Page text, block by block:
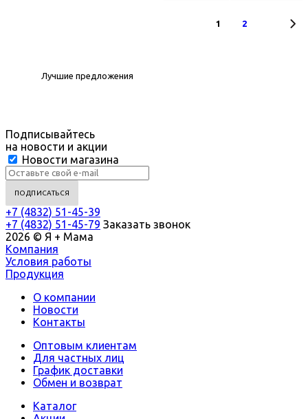
1 2
Лучшие предложения
Подписывайтесь
на новости и акции
Новости магазина
+7 (4832) 51-45-39
+7 (4832) 51-45-79 Заказать звонок
2026 © Я + Мама
Компания
Условия работы
Продукция
О компании
Новости
Контакты
Оптовым клиентам
Для частных лиц
График доставки
Обмен и возврат
Каталог